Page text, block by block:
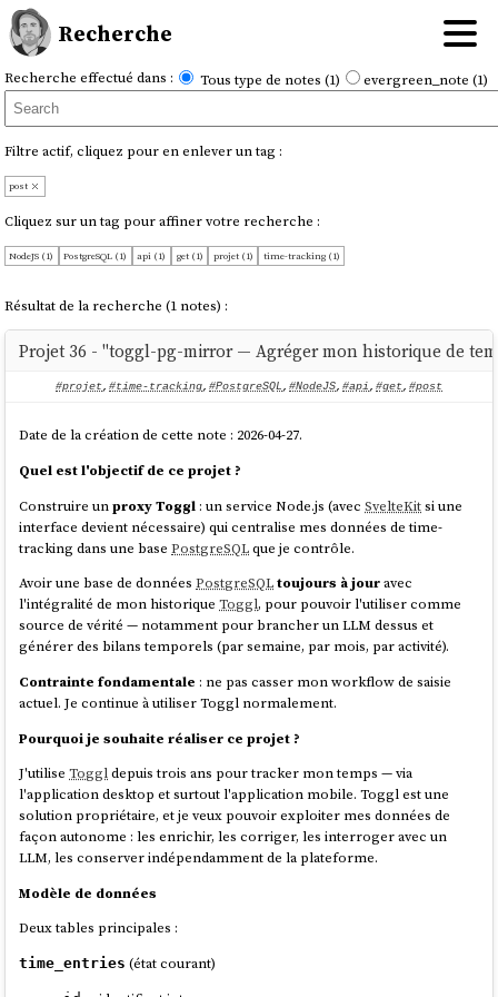
Recherche
Recherche effectué dans : Tous type de notes (1) evergreen_note (1)
Filtre actif, cliquez pour en enlever un tag :
post
Cliquez sur un tag pour affiner votre recherche :
NodeJS (1) PostgreSQL (1) api (1) get (1) projet (1) time-tracking (1)
Résultat de la recherche (1 notes) :
Projet 36 - "toggl-pg-mirror — Agréger mon historique de
#projet, #time-tracking, #PostgreSQL, #NodeJS, #api, #get, #post
Date de la création de cette note : 2026-04-27.
Quel est l'objectif de ce projet ?
Construire unproxy Toggl : un service Node.js (avecSvelteKitsi une
interface devient nécessaire) qui centralise mes données de time-
tracking dans une basePostgreSQLque je contrôle.
Avoir une base de donnéesPostgreSQL toujours à jouravec
l'intégralité de mon historiqueToggl, pour pouvoir l'utiliser comme
source de vérité — notamment pour brancher un LLM dessus et
générer des bilans temporels (par semaine, par mois, par activité).
Contrainte fondamentale : ne pas casser mon workflow de saisie
actuel. Je continue à utiliser Toggl normalement.
Pourquoi je souhaite réaliser ce projet ?
J'utiliseToggldepuis trois ans pour tracker mon temps — via
l'application desktop et surtout l'application mobile. Toggl est une
solution propriétaire, et je veux pouvoir exploiter mes données de
façon autonome : les enrichir, les corriger, les interroger avec un
LLM, les conserver indépendamment de la plateforme.
Modèle de données
Deux tables principales :
time_entries (état courant)